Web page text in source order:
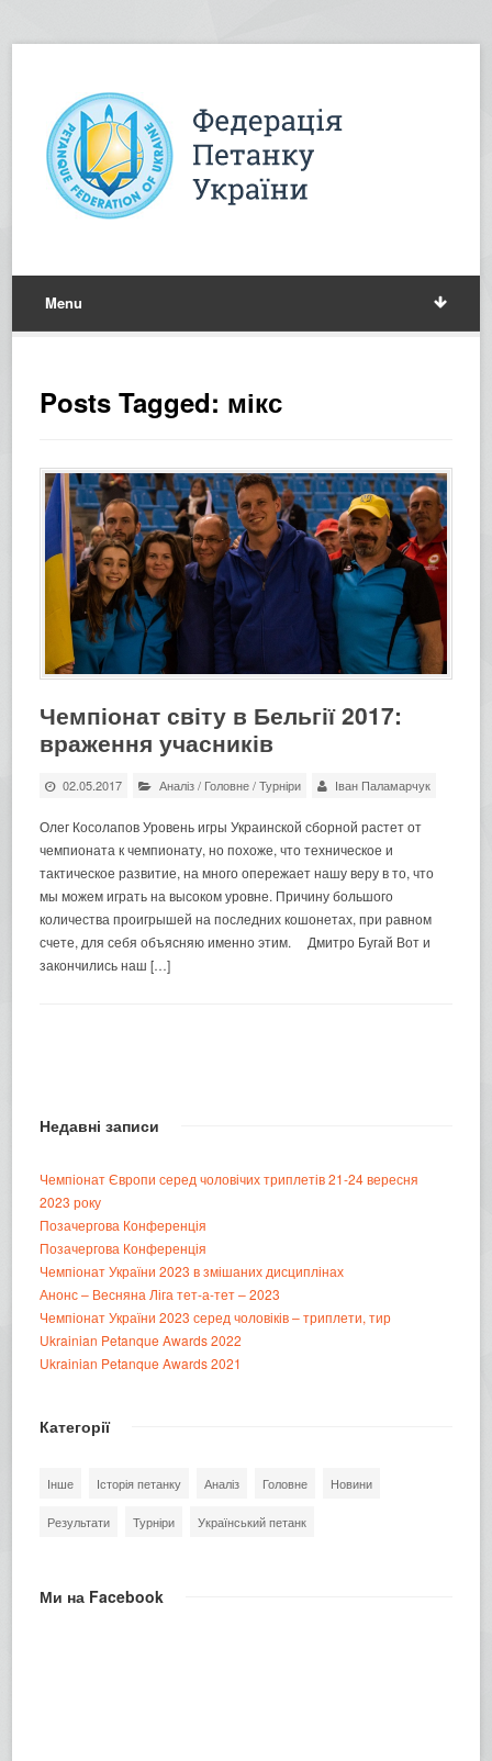
Menu
Posts Tagged: мікс
Чемпіонат світу в Бельгії 2017:
враження учасників
02.05.2017 Аналіз/ Головне/Турніри Іван Паламарчук
Олег Косолапов Уровень игры Украинской сборной растет от
чемпионата к чемпионату, но похоже, что техническое и
тактическое развитие, на много опережает нашу веру в то, что
мы можем играть на высоком уровне. Причину большого
количества проигрышей на последних кошонетах, при равном
счете, для себя объясняю именно этим. Дмитро Бугай Вот и
закончились наш […]
Недавні записи
Чемпіонат Європи серед чоловічих триплетів 21-24 вересня
2023 року
Позачергова Конференція
Позачергова Конференція
Чемпіонат України 2023 в змішаних дисциплінах
Анонс – Весняна Ліга тет-а-тет – 2023
Чемпіонат України 2023 серед чоловіків – триплети, тир
Ukrainian Petanque Awards 2022
Ukrainian Petanque Awards 2021
Категорії
Інше Історія петанку Аналіз Головне Новини
Результати Турніри Український петанк
Ми на Facebook